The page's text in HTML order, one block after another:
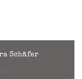
Schäfer